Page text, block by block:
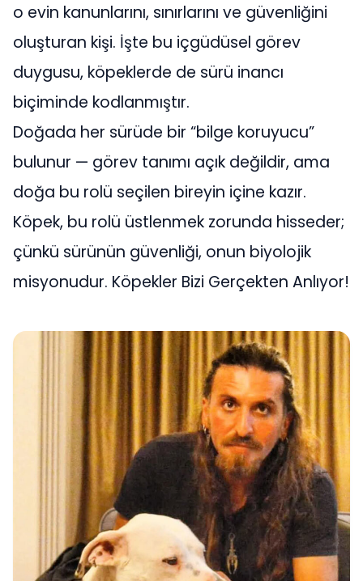
o evin kanunlarını, sınırlarını ve güvenliğini
oluşturan kişi. İşte bu içgüdüsel görev
duygusu, köpeklerde de sürü inancı
biçiminde kodlanmıştır.
Doğada her sürüde bir “bilge koruyucu”
bulunur — görev tanımı açık değildir, ama
doğa bu rolü seçilen bireyin içine kazır.
Köpek, bu rolü üstlenmek zorunda hisseder;
çünkü sürünün güvenliği, onun biyolojik
misyonudur. Köpekler Bizi Gerçekten Anlıyor!